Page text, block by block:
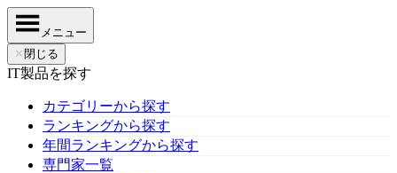
メニュー
✕ 閉じる
IT製品を探す
カテゴリーから探す
ランキングから探す
年間ランキングから探す
専門家一覧